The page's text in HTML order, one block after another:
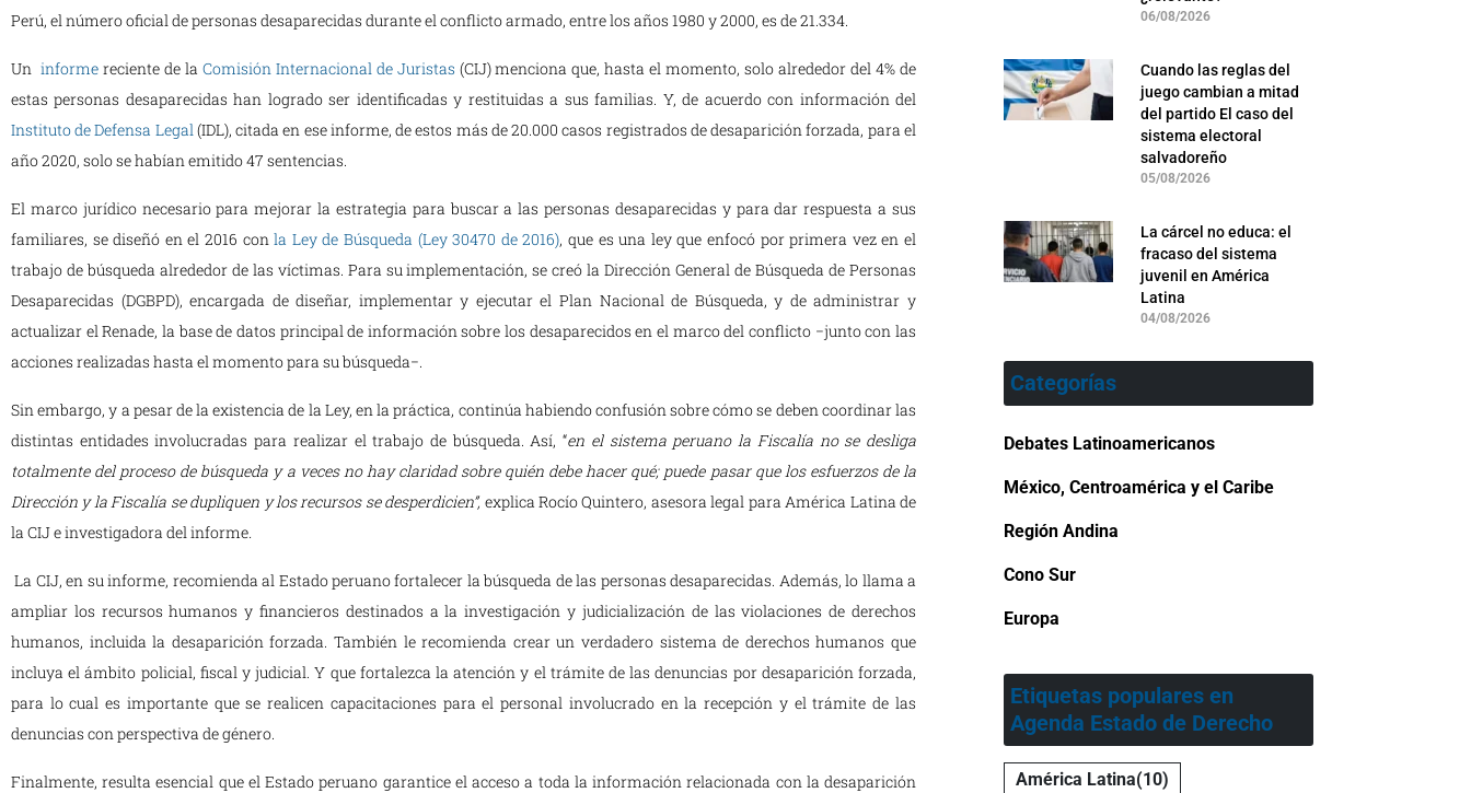
Perú, el número oficial de personas desaparecidas durante el conflicto armado, entre los años 1980 y 2000, es de 21.334.
Un informe reciente de la Comisión Internacional de Juristas (CIJ) menciona que, hasta el momento, solo alrededor del 4% de
estas personas desaparecidas han logrado ser identificadas y restituidas a sus familias. Y, de acuerdo con información del
Instituto de Defensa Legal (IDL), citada en ese informe, de estos más de 20.000 casos registrados de desaparición forzada, para el
año 2020, solo se habían emitido 47 sentencias.
El marco jurídico necesario para mejorar la estrategia para buscar a las personas desaparecidas y para dar respuesta a sus
familiares, se diseñó en el 2016 con la Ley de Búsqueda (Ley 30470 de 2016), que es una ley que enfocó por primera vez en el
trabajo de búsqueda alrededor de las víctimas. Para su implementación, se creó la Dirección General de Búsqueda de Personas
Desaparecidas (DGBPD), encargada de diseñar, implementar y ejecutar el Plan Nacional de Búsqueda, y de administrar y
actualizar el Renade, la base de datos principal de información sobre los desaparecidos en el marco del conflicto −junto con las
acciones realizadas hasta el momento para su búsqueda−.
Sin embargo, y a pesar de la existencia de la Ley, en la práctica, continúa habiendo confusión sobre cómo se deben coordinar las
distintas entidades involucradas para realizar el trabajo de búsqueda. Así, “en el sistema peruano la Fiscalía no se desliga
totalmente del proceso de búsqueda y a veces no hay claridad sobre quién debe hacer qué; puede pasar que los esfuerzos de la
Dirección y la Fiscalía se dupliquen y los recursos se desperdicien”, explica Rocío Quintero, asesora legal para América Latina de
la CIJ e investigadora del informe
La CIJ, en su informe, recomienda al Estado peruano fortalecer la búsqueda de las personas desaparecidas. Además, lo llama a
ampliar los recursos humanos y financieros destinados a la investigación y judicialización de las violaciones de derechos
humanos, incluida la desaparición forzada. También le recomienda crear un verdadero sistema de derechos humanos que
incluya el ámbito policial, fiscal y judicial. Y que fortalezca la atención y el trámite de las denuncias por desaparición forzada,
para lo cual es importante que se realicen capacitaciones para el personal involucrado en la recepción y el trámite de las
denuncias con perspectiva de género.
Finalmente, resulta esencial que el Estado peruano garantice el acceso a toda la información relacionada con la desaparición
06/08/2026
Cuando las reglas del
juego cambian a mitad
del partido El caso del
sistema electoral
salvadoreño
05/08/2026
La cárcel no educa: el
fracaso del sistema
juvenil en América
Latina
04/08/2026
Categorías
Debates Latinoamericanos
México, Centroamérica y el Caribe
Región Andina
Cono Sur
Europa
Etiquetas populares en
Agenda Estado de Derecho
América Latina(10)